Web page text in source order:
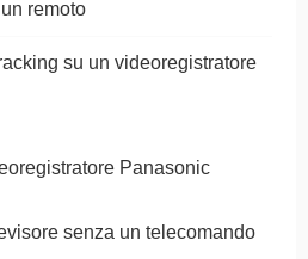
remoto
su un videoregistratore
Panasonic
senza un telecomando